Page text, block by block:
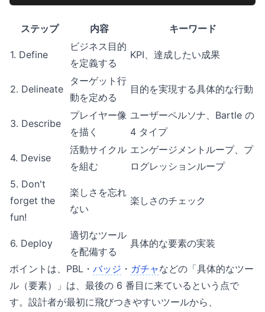
ステップ 内容 キーワード
1. Define
ビジネス目的
を定義する
KPI、達成したい成果
2. Delineate
ターゲット行
動を定める
目的を実現する具体的な行動
3. Describe
プレイヤー像
を描く
ユーザーペルソナ、Bartle の
4 タイプ
4. Devise
活動サイクル
を組む
エンゲージメントループ、プ
ログレッションループ
5. Don't
forget the
fun!
楽しさを忘れ
ない
楽しさのチェック
6. Deploy
適切なツール
を配備する
具体的な要素の実装
ポイントは、PBL・ バッジ ・ ガチャなどの「具体的なツー
ル（要素）」は、最後の 6 番目に来ているという点で
す。設計者が最初に飛びつきやすいツールから、